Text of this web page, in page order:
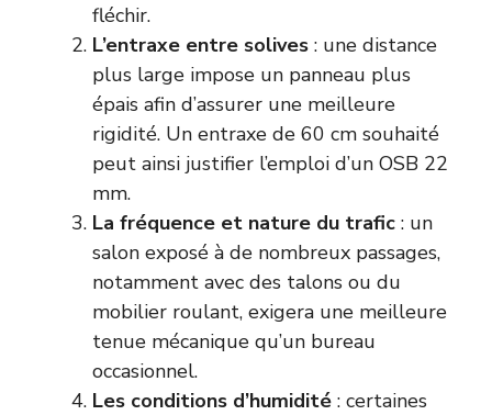
fléchir.
L’entraxe entre solives : une distance
plus large impose un panneau plus
épais afin d’assurer une meilleure
rigidité. Un entraxe de 60 cm souhaité
peut ainsi justifier l’emploi d’un OSB 22
mm.
La fréquence et nature du trafic : un
salon exposé à de nombreux passages,
notamment avec des talons ou du
mobilier roulant, exigera une meilleure
tenue mécanique qu’un bureau
occasionnel.
Les conditions d’humidité : certaines